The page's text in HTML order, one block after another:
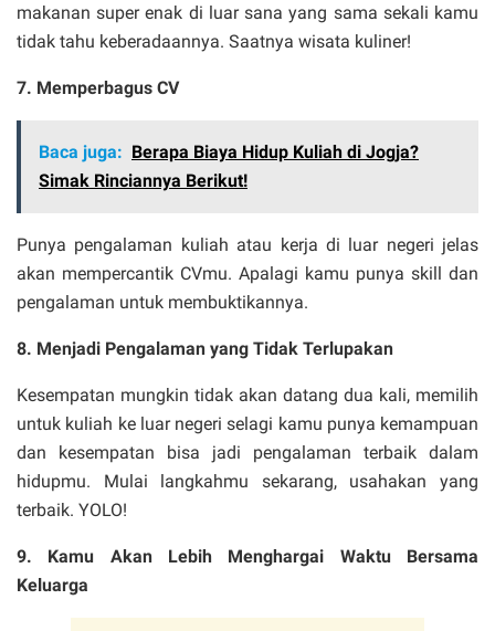
makanan super enak di luar sana yang sama sekali kamu
tidak tahu keberadaannya. Saatnya wisata kuliner!
7. Memperbagus CV
Baca juga: Berapa Biaya Hidup Kuliah di Jogja?
Simak Rinciannya Berikut!
Punya pengalaman kuliah atau kerja di luar negeri jelas
akan mempercantik CVmu. Apalagi kamu punya skill dan
pengalaman untuk membuktikannya.
8. Menjadi Pengalaman yang Tidak Terlupakan
Kesempatan mungkin tidak akan datang dua kali, memilih
untuk kuliah ke luar negeri selagi kamu punya kemampuan
dan kesempatan bisa jadi pengalaman terbaik dalam
hidupmu. Mulai langkahmu sekarang, usahakan yang
terbaik. YOLO!
9. Kamu Akan Lebih Menghargai Waktu Bersama
Keluarga